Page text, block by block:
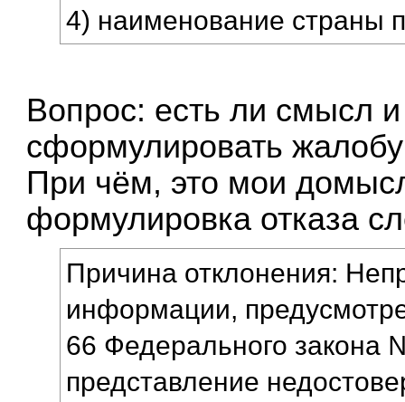
4) наименование страны
Вопрос: есть ли смысл
сформулировать
При чём, это мои
формулировка отказа
Причина отклонения:
информации,
66 Федерального
представление